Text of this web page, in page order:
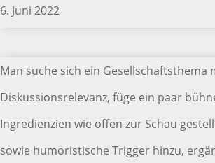
6. Juni 2022
Man suche sich ein Gesellschaftsthema
Diskussionsrelevanz, füge ein paar
Ingredienzien wie offen zur Schau
sowie humoristische Trigger hinzu,